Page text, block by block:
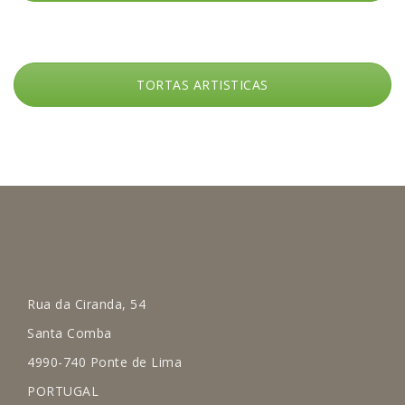
TORTAS ARTISTICAS
Rua da Ciranda, 54
Santa Comba
4990-740 Ponte de Lima
PORTUGAL